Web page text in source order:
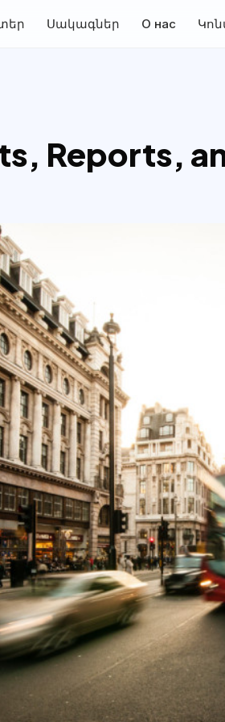
Սակագներ О нас
Reports,